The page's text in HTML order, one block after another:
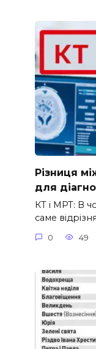
Різниця
для
КТ і МРТ: В
саме
0 49